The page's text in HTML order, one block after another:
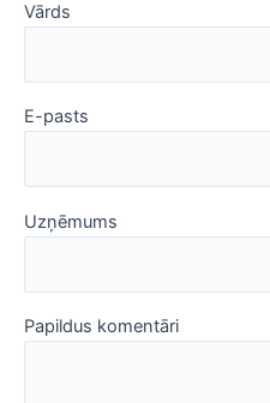
Vārds
E-pasts
Uzņēmums
Papildus komentāri